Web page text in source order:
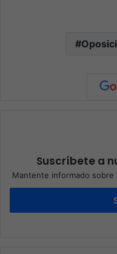
Suscríbete a
Mantente informado sobre